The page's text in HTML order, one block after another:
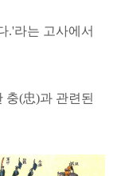
.'라는 고사에서
충(忠)과 관련된